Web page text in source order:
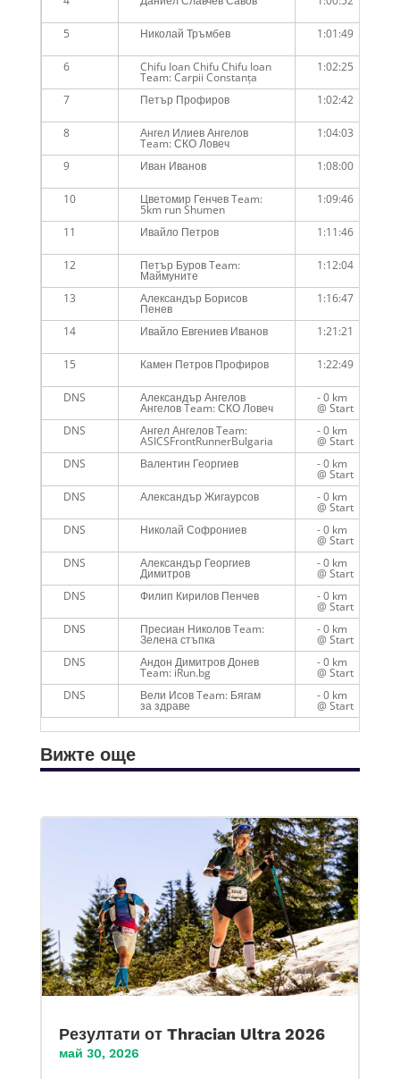
5
Николай Тръмбев 1:01:49
6
Chifu Ioan Chifu Chifu Ioan
Team: Carpii Constanța
1:02:25
7
Петър Профиров 1:02:42
8
Ангел Илиев Ангелов
Team: СКО Ловеч
1:04:03
9
Иван Иванов 1:08:00
10
Цветомир Генчев Team:
5km run Shumen
1:09:46
11
Ивайло Петров 1:11:46
12
Петър Буров Team:
Маймуните
1:12:04
13
Александър Борисов
Пенев
1:16:47
14
Ивайло Евгениев Иванов 1:21:21
15
Камен Петров Профиров 1:22:49
DNS
Александър Ангелов
Ангелов Team: СКО Ловеч
- 0 km
@ Start
DNS Ангел Ангелов Team:
ASICSFrontRunnerBulgaria
- 0 km
@ Start
DNS Валентин Георгиев - 0 km
@ Start
DNS Александър Жигаурсов - 0 km
@ Start
DNS Николай Софрониев - 0 km
@ Start
DNS Александър Георгиев
Димитров
- 0 km
@ Start
DNS Филип Кирилов Пенчев - 0 km
@ Start
DNS Пресиан Николов Team:
Зелена стъпка
- 0 km
@ Start
DNS Андон Димитров Донев
Team: iRun.bg
- 0 km
@ Start
DNS Вели Исов Team: Бягам
за здраве
- 0 km
@ Start
Вижте още
Резултати от Thracian Ultra 2026
май 30, 2026